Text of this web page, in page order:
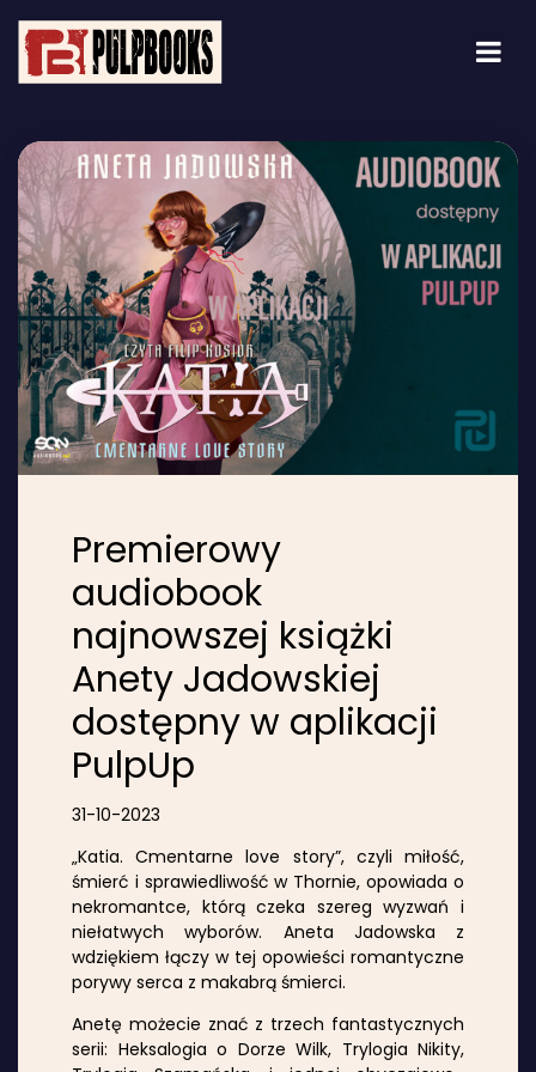
Premierowy
audiobook
najnowszej książki
Anety Jadowskiej
dostępny w aplikacji
PulpUp
31-10-2023
„Katia. Cmentarne love story”, czyli miłość,
śmierć i sprawiedliwość w Thornie, opowiada o
nekromantce, którą czeka szereg wyzwań i
niełatwych wyborów. Aneta Jadowska z
wdziękiem łączy w tej opowieści romantyczne
porywy serca z makabrą śmierci.
Anetę możecie znać z trzech fantastycznych
serii: Heksalogia o Dorze Wilk, Trylogia Nikity,